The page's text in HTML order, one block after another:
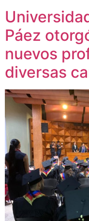
Páez
nuevos
diversas